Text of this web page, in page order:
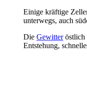
Einige kräftige
unterwegs, auch
Die Gewitteröstlich
Entstehung,